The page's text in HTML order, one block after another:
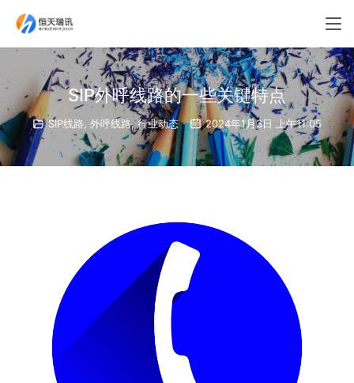
SIP外呼线路的一些关键特点
SIP线路 外呼线路,行业动态 2024年1月3日 上午11:05